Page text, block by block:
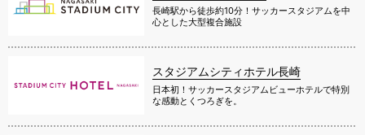
長崎駅から徒歩約10分！サッカースタジアムを中
心とした大型複合施設
スタジアムシティホテル長崎
日本初！サッカースタジアムビューホテルで特別
な感動とくつろぎを。